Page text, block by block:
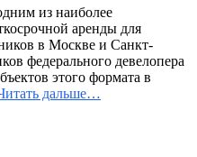
из наиболее
аренды для
в Москве и Санкт-
федерального девелопера
этого формата в
дальше…